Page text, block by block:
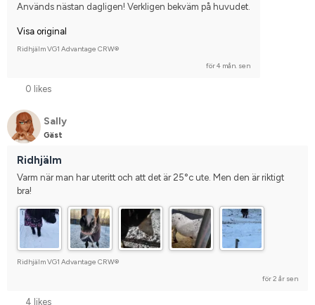
Används nästan dagligen! Verkligen bekväm på huvudet.
Visa original
Ridhjälm VG1 Advantage CRW®
för 4 mån. sen
0 likes
Sally
Gäst
Ridhjälm
Varm när man har uteritt och att det är 25°c ute. Men den är riktigt
bra!
Ridhjälm VG1 Advantage CRW®
för 2 år sen
4 likes